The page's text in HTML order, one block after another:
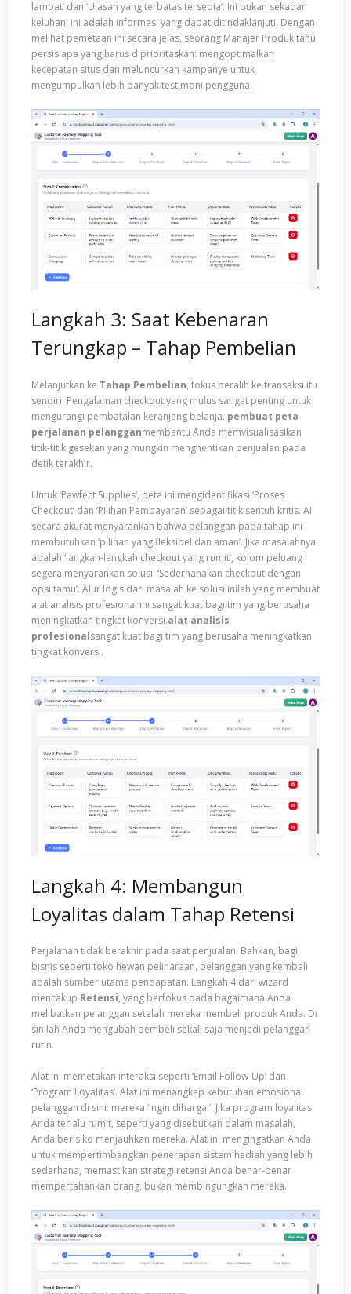
lambat’ dan ‘Ulasan yang terbatas tersedia’. Ini bukan sekadar
keluhan; ini adalah informasi yang dapat ditindaklanjuti. Dengan
melihat pemetaan ini secara jelas, seorang Manajer Produk tahu
persis apa yang harus diprioritaskan: mengoptimalkan
kecepatan situs dan meluncurkan kampanye untuk
mengumpulkan lebih banyak testimoni pengguna.
Langkah 3: Saat Kebenaran
Terungkap – Tahap Pembelian
Melanjutkan ke Tahap Pembelian, fokus beralih ke transaksi itu
sendiri. Pengalaman checkout yang mulus sangat penting untuk
mengurangi pembatalan keranjang belanja. pembuat peta
perjalanan pelangganmembantu Anda memvisualisasikan
titik-titik gesekan yang mungkin menghentikan penjualan pada
detik terakhir.
Untuk ‘Pawfect Supplies’, peta ini mengidentifikasi ‘Proses
Checkout’ dan ‘Pilihan Pembayaran’ sebagai titik sentuh kritis. AI
secara akurat menyarankan bahwa pelanggan pada tahap ini
membutuhkan ‘pilihan yang fleksibel dan aman’. Jika masalahnya
adalah ‘langkah-langkah checkout yang rumit’, kolom peluang
segera menyarankan solusi: ‘Sederhanakan checkout dengan
opsi tamu’. Alur logis dari masalah ke solusi inilah yang membuat
alat analisis profesional ini sangat kuat bagi tim yang berusaha
meningkatkan tingkat konversi.alat analisis
profesionalsangat kuat bagi tim yang berusaha meningkatkan
tingkat konversi.
Langkah 4: Membangun
Loyalitas dalam Tahap Retensi
Perjalanan tidak berakhir pada saat penjualan. Bahkan, bagi
bisnis seperti toko hewan peliharaan, pelanggan yang kembali
adalah sumber utama pendapatan. Langkah 4 dari wizard
mencakup Retensi, yang berfokus pada bagaimana Anda
melibatkan pelanggan setelah mereka membeli produk Anda. Di
sinilah Anda mengubah pembeli sekali saja menjadi pelanggan
rutin.
Alat ini memetakan interaksi seperti ‘Email Follow-Up’ dan
‘Program Loyalitas’. Alat ini menangkap kebutuhan emosional
pelanggan di sini: mereka ‘ingin dihargai’. Jika program loyalitas
Anda terlalu rumit, seperti yang disebutkan dalam masalah,
Anda berisiko menjauhkan mereka. Alat ini mengingatkan Anda
untuk mempertimbangkan penerapan sistem hadiah yang lebih
sederhana, memastikan strategi retensi Anda benar-benar
mempertahankan orang, bukan membingungkan mereka.